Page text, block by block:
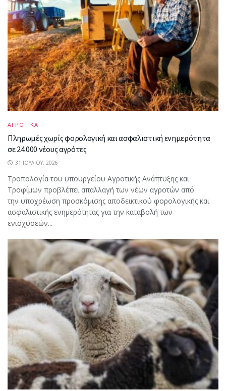
ΑΓΡΟΤΙΚΑ
Πληρωμές χωρίς φορολογική και ασφαλιστική ενημερότητα
σε 24.000 νέους αγρότες
31 ΙΟΥΛΊΟΥ, 2026
Τροπολογία του υπουργείου Αγροτικής Ανάπτυξης και
Τροφίμων προβλέπει απαλλαγή των νέων αγροτών από
την υποχρέωση προσκόμισης αποδεικτικού φορολογικής και
ασφαλιστικής ενημερότητας για την καταβολή των
ενισχύσεών...